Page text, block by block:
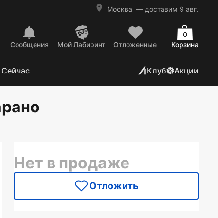
Москва — доставим 9 авг.
Сообщения Mой Лабиринт Отложенные Корзина
0
Клуб Акции
Нет в продаже
Отложить